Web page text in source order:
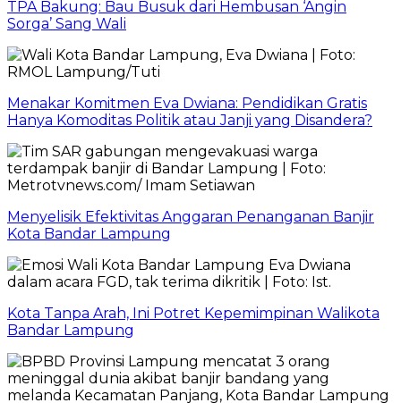
TPA Bakung: Bau Busuk dari Hembusan ‘Angin
Sorga’ Sang Wali
Menakar Komitmen Eva Dwiana: Pendidikan Gratis
Hanya Komoditas Politik atau Janji yang Disandera?
Menyelisik Efektivitas Anggaran Penanganan Banjir
Kota Bandar Lampung
Kota Tanpa Arah, Ini Potret Kepemimpinan Walikota
Bandar Lampung